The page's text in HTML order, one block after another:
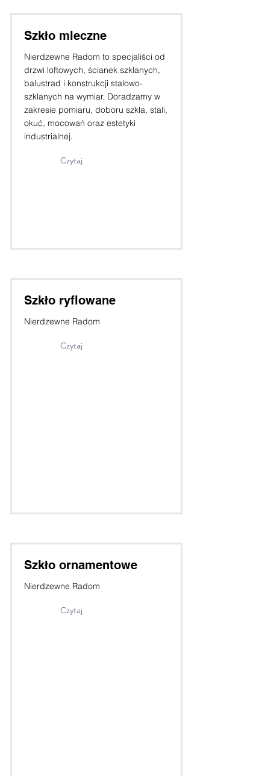
Szkło mleczne
Nierdzewne Radom to specjaliści od
drzwi loftowych, ścianek szklanych,
balustrad i konstrukcji stalowo-
szklanych na wymiar. Doradzamy w
zakresie pomiaru, doboru szkła, stali,
okuć, mocowań oraz estetyki
industrialnej.
Czytaj
Szkło ryflowane
Nierdzewne Radom
Czytaj
Szkło ornamentowe
Nierdzewne Radom
Czytaj